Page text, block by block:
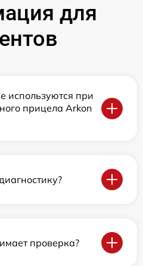
для
используются при
прицела Arkon
проверка?